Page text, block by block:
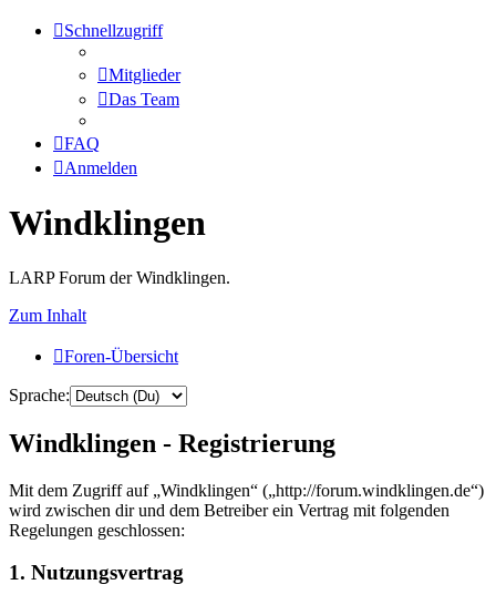
Schnellzugriff
Mitglieder
Das Team
FAQ
Anmelden
Windklingen
LARP Forum der Windklingen.
Zum Inhalt
Foren-Übersicht
Sprache:
Windklingen - Registrierung
Mit dem Zugriff auf „Windklingen“ („http://forum.windklingen.de“)
wird zwischen dir und dem Betreiber ein Vertrag mit folgenden
Regelungen geschlossen:
1. Nutzungsvertrag